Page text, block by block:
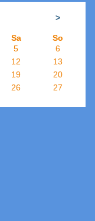
>
Sa
So
5
6
12
13
19
20
26
27